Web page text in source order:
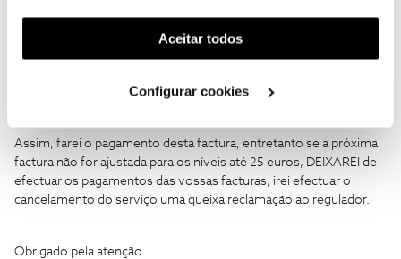
funcionalidade) e adaptar anúncios aos seus interesses
(cookies de publicidade personalizada). Pode gerir a
utilização dos cookies clicando em "Configurar
Aceitar todos
Configurar cookies
contrato com a tarifa mais baixa, que rondava os 22 euros, visto
que estou em trabalho fora do país e o apartamento encontra-se
vive gente e mencionarem apenas Pacotes NOS três, é
Assim, farei o pagamento desta factura, entretanto se a próxima
factura não for ajustada para os níveis até 25 euros, DEIXAREI de
efectuar os pagamentos das vossas facturas, irei efectuar o
cancelamento do serviço uma queixa reclamação ao regulador.
Obrigado pela atenção